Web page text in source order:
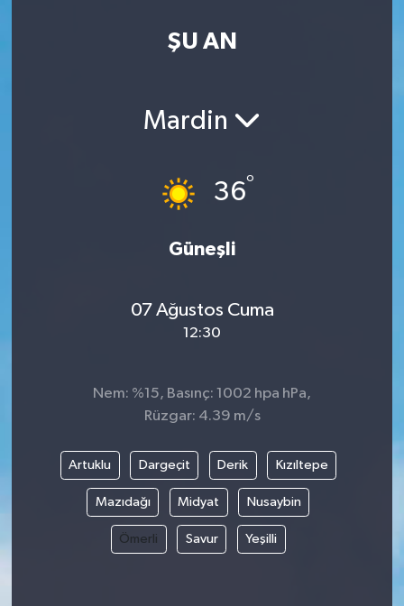
ŞU AN
Mardin
36°
Güneşli
07 Ağustos Cuma
12:30
Nem: %15, Basınç: 1002 hpa hPa,
Rüzgar: 4.39 m/s
Artuklu Dargeçit Derik Kızıltepe
Mazıdağı Midyat Nusaybin
Ömerli Savur Yeşilli